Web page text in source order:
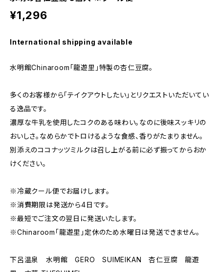
¥1,296
International shipping available
水明館Chinaroom「龍遊里」特製の杏仁豆腐。
多くのお客様から「テイクアウトしたい」とリクエストいただいてい
る逸品です。
濃厚な牛乳を使用したコクのある味わい。なのに後味スッキリの
おいしさ。なめらかでトロけるような食感、香りがたまりません。
別添えのココナッツミルクは召し上がる前に必ず振ってからおか
けください。
※冷蔵クール便でお届けします。
※消費期限は発送から4日です。
※最短でご注文の翌日に発送いたします。
※Chinaroom「龍遊里」定休のため水曜日は発送できません。
下呂温泉 水明館 GERO SUIMEIKAN 杏仁豆腐 龍遊